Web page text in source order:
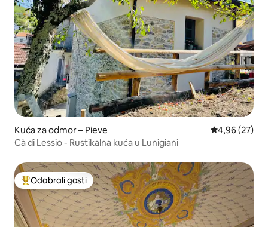
Kuća za odmor – Pieve Prosječna
4,96 (27)
Cà di Lessio - Rustikalna kuća u Lunigiani
Među najviše rangiranima s oznakom „Odabrali gosti”
Odabrali gosti